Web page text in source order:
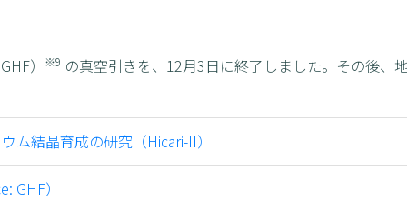
） ※9 の真空引きを、12月3日に終了しました。その後、
ム結晶育成の研究（Hicari-II）
GHF）